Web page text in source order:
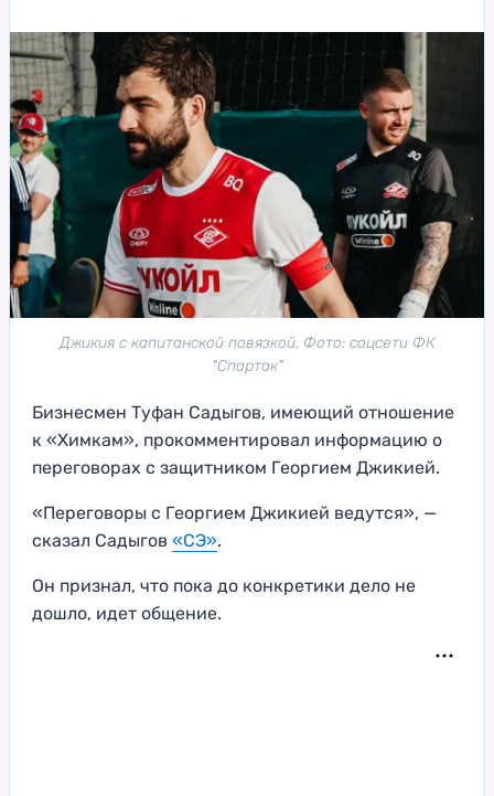
Джикия с капитанской повязкой. Фото: соцсети ФК
"Спартак"
Бизнесмен Туфан Садыгов, имеющий отношение
к «Химкам», прокомментировал информацию о
переговорах с защитником Георгием Джикией.
«Переговоры с Георгием Джикией ведутся», —
сказал Садыгов «СЭ».
Он признал, что пока до конкретики дело не
дошло, идет общение.